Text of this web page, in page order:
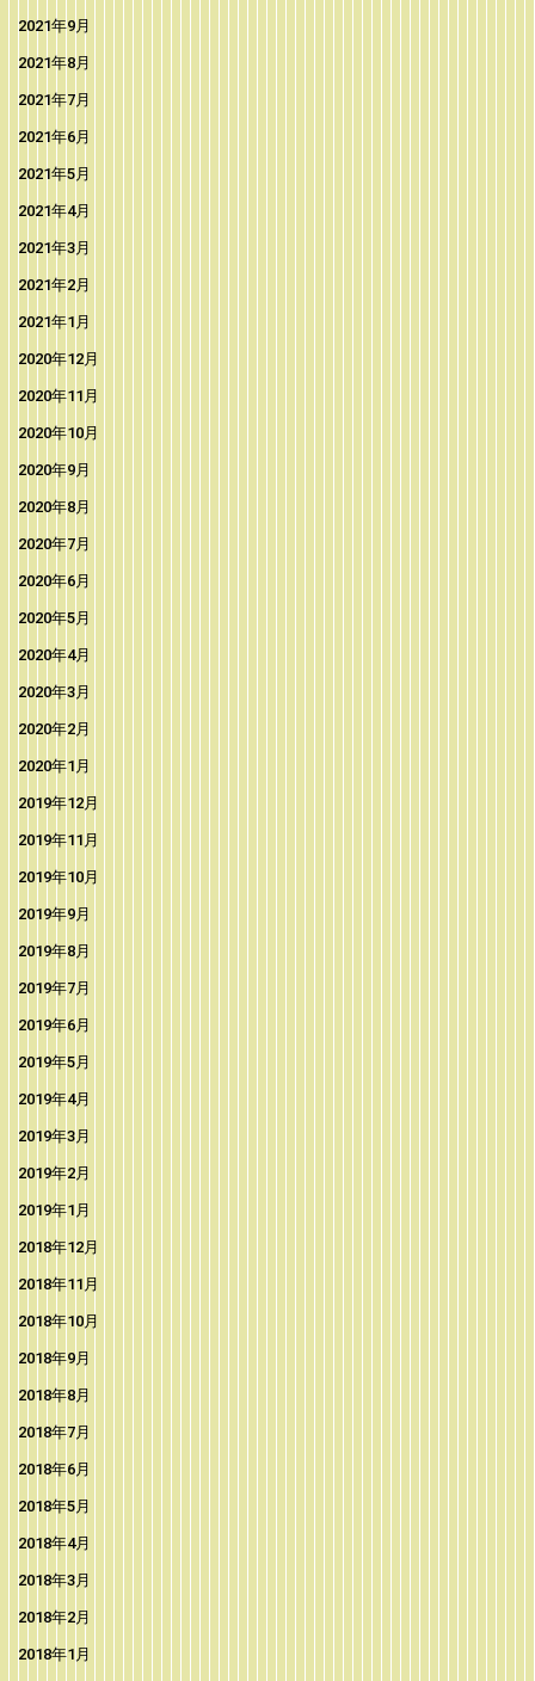
2021年9月
2021年8月
2021年7月
2021年6月
2021年5月
2021年4月
2021年3月
2021年2月
2021年1月
2020年12月
2020年11月
2020年10月
2020年9月
2020年8月
2020年7月
2020年6月
2020年5月
2020年4月
2020年3月
2020年2月
2020年1月
2019年12月
2019年11月
2019年10月
2019年9月
2019年8月
2019年7月
2019年6月
2019年5月
2019年4月
2019年3月
2019年2月
2019年1月
2018年12月
2018年11月
2018年10月
2018年9月
2018年8月
2018年7月
2018年6月
2018年5月
2018年4月
2018年3月
2018年2月
2018年1月